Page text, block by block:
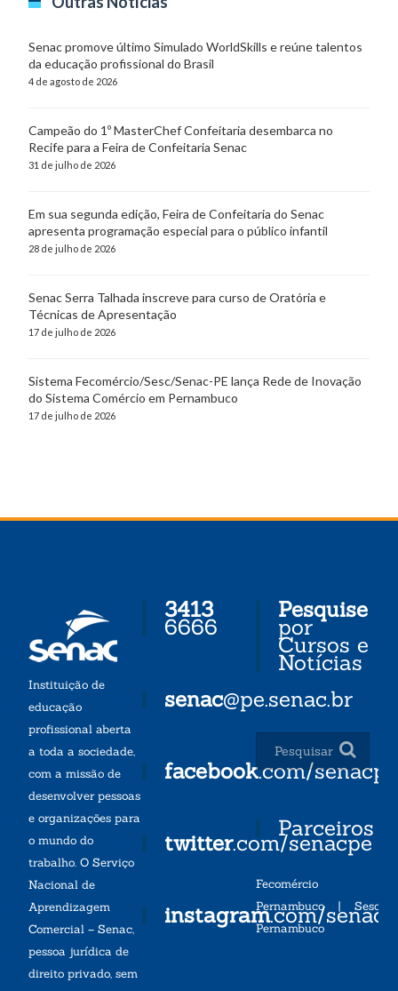
Senac promove último Simulado WorldSkills e reúne talentos
da educação profissional do Brasil
4 de agosto de 2026
Campeão do 1º MasterChef Confeitaria desembarca no
Recife para a Feira de Confeitaria Senac
31 de julho de 2026
Em sua segunda edição, Feira de Confeitaria do Senac
apresenta programação especial para o público infantil
28 de julho de 2026
Senac Serra Talhada inscreve para curso de Oratória e
Técnicas de Apresentação
17 de julho de 2026
Sistema Fecomércio/Sesc/Senac-PE lança Rede de Inovação
do Sistema Comércio em Pernambuco
17 de julho de 2026
Instituição de
educação
profissional aberta
a toda a sociedade,
com a missão de
desenvolver pessoas
e organizações para
o mundo do
trabalho. O Serviço
Nacional de
Aprendizagem
Comercial – Senac,
pessoa jurídica de
direito privado, sem
3413
6666
senac@pe.senac.br
facebook.com/senacpe
twitter.com/senacpe
instagram.com/
Pesquise
por
Cursos e
Notícias
Parceiros
Fecomércio
Pernambuco| Sesc
Pernambuco